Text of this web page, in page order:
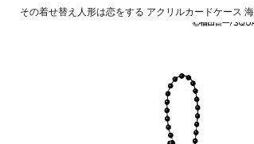
その着せ替え人形は恋をする アクリルカードケース 海